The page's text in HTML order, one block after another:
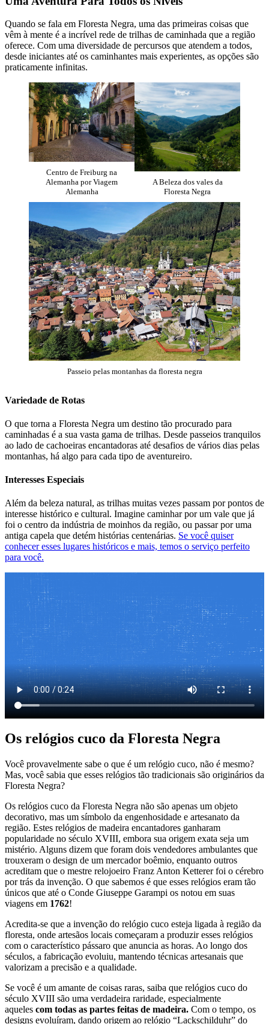
Quando se fala em Floresta Negra, uma das primeiras coisas que
vêm à mente é a incrível rede de trilhas de caminhada que a região
oferece. Com uma diversidade de percursos que atendem a todos,
desde iniciantes até os caminhantes mais experientes, as opções são
praticamente infinitas.
Centro de Freiburg na
Alemanha por Viagem
Alemanha
A Beleza dos vales da
Floresta Negra
Passeio pelas montanhas da floresta negra
Variedade de Rotas
O que torna a Floresta Negra um destino tão procurado para
caminhadas é a sua vasta gama de trilhas. Desde passeios tranquilos
ao lado de cachoeiras encantadoras até desafios de vários dias pelas
montanhas, há algo para cada tipo de aventureiro.
Interesses Especiais
Além da beleza natural, as trilhas muitas vezes passam por pontos de
interesse histórico e cultural. Imagine caminhar por um vale que já
foi o centro da indústria de moinhos da região, ou passar por uma
antiga capela que detém histórias centenárias. Se você quiser
conhecer esses lugares históricos e mais, temos o serviço perfeito
para você.
Os relógios cuco da Floresta Negra
Você provavelmente sabe o que é um relógio cuco, não é mesmo?
Mas, você sabia que esses relógios tão tradicionais são originários da
Floresta Negra?
Os relógios cuco da Floresta Negra não são apenas um objeto
decorativo, mas um símbolo da engenhosidade e artesanato da
região. Estes relógios de madeira encantadores ganharam
popularidade no século XVIII, embora sua origem exata seja um
mistério. Alguns dizem que foram dois vendedores ambulantes que
trouxeram o design de um mercador boêmio, enquanto outros
acreditam que o mestre relojoeiro Franz Anton Ketterer foi o cérebro
por trás da invenção. O que sabemos é que esses relógios eram tão
únicos que até o Conde Giuseppe Garampi os notou em suas
viagens em 1762!
Acredita-se que a invenção do relógio cuco esteja ligada à região da
floresta, onde artesãos locais começaram a produzir esses relógios
com o característico pássaro que anuncia as horas. Ao longo dos
séculos, a fabricação evoluiu, mantendo técnicas artesanais que
valorizam a precisão e a qualidade.
Se você é um amante de coisas raras, saiba que relógios cuco do
século XVIII são uma verdadeira raridade, especialmente
aqueles com todas as partes feitas de madeira. Com o tempo, os
designs evoluíram, dando origem ao relógio “Lackschilduhr” do